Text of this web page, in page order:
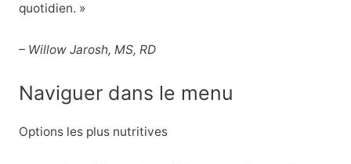
quotidien. »
– Willow Jarosh, MS, RD
Naviguer dans le menu
Options les plus nutritives